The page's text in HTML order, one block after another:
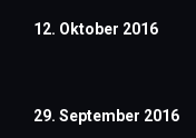
12. Oktober 2016
29. September 2016